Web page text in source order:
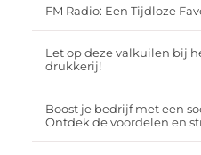
FM Radio: Een Tijdloze
Let op deze valkuilen bij
drukkerij!
Boost je bedrijf met een
Ontdek de voordelen en